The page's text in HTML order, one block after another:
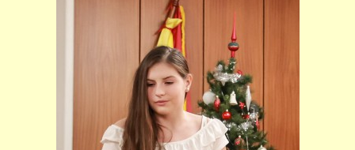
TALENTOVÉ ZKOUŠKY
STUDIJNÍ OBORY